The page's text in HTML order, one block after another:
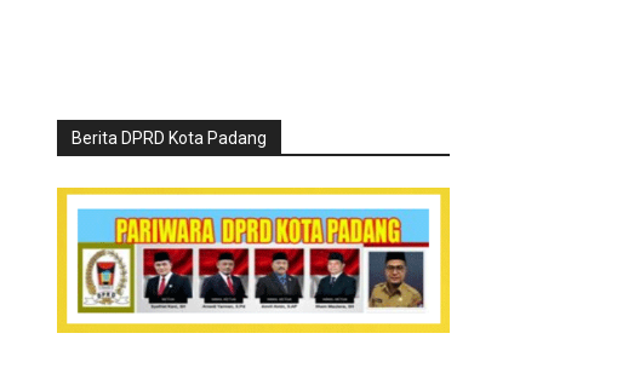
Berita DPRD Kota Padang